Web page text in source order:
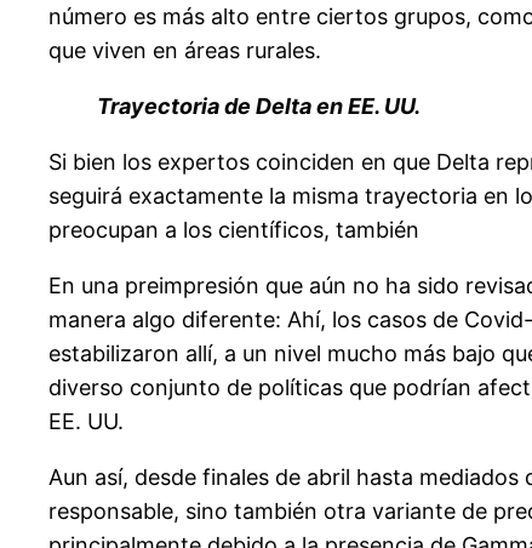
número es más alto entre ciertos grupos,
que viven en áreas rurales.
Trayectoria de Delta en EE. UU.
Si bien los expertos coinciden en que Delta
seguirá exactamente la misma trayectoria en
preocupan a los científicos, también
En una preimpresión que aún no ha sido
manera algo diferente: Ahí, los casos de
estabilizaron allí, a un nivel mucho más bajo
diverso conjunto de políticas que podrían
EE. UU.
Aun así, desde finales de abril hasta
responsable, sino también otra variante de